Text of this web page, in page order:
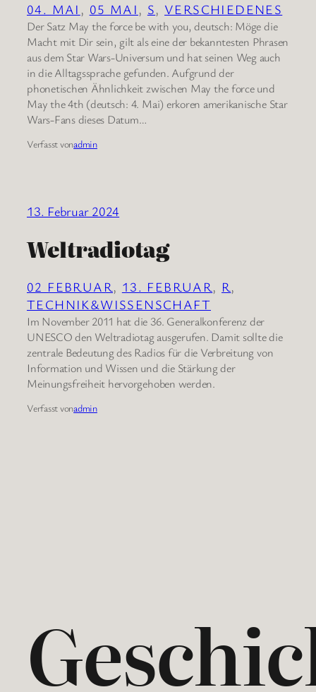
04. MAI , 05 MAI , S, VERSCHIEDENES
Der Satz May the force be with you, deutsch: Möge die
Macht mit Dir sein, gilt als eine der bekanntesten Phrasen
aus dem Star Wars-Universum und hat seinen Weg auch
in die Alltagssprache gefunden. Aufgrund der
phonetischen Ähnlichkeit zwischen May the force und
May the 4th (deutsch: 4. Mai) erkoren amerikanische Star
Wars-Fans dieses Datum…
Verfasst vonadmin
13. Februar 2024
Weltradiotag
02 FEBRUAR, 13. FEBRUAR, R
TECHNIK&WISSENSCHAFT
Im November 2011 hat die 36. Generalkonferenz der
UNESCO den Weltradiotag ausgerufen. Damit sollte die
zentrale Bedeutung des Radios für die Verbreitung von
Information und Wissen und die Stärkung der
Meinungsfreiheit hervorgehoben werden.
Verfasst vonadmin